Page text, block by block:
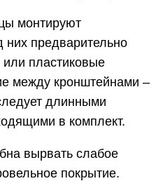
монтируют
них предварительно
пластиковые
между кронштейнами –
длинными
в комплект.
вырвать слабое
покрытие.